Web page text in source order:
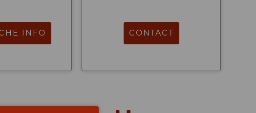
INFO CONTACT